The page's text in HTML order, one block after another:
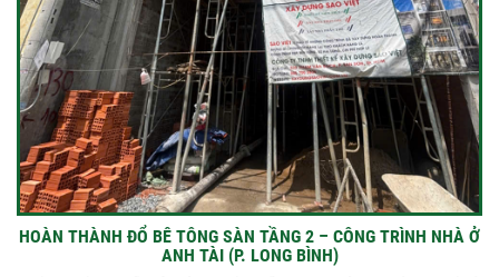
HOÀN THÀNH ĐỔ BÊ TÔNG SÀN TẦNG 2 – CÔNG TRÌNH NHÀ Ở
ANH TÀI (P. LONG BÌNH)